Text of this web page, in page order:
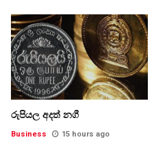
රුපියල අදත් නගී
Business 15 hours ago